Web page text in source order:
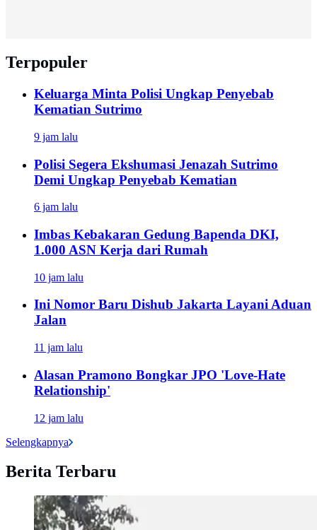
Terpopuler
Keluarga Minta Polisi Ungkap Penyebab
Kematian Sutrimo
9 jam lalu
Polisi Segera Ekshumasi Jenazah Sutrimo
Demi Ungkap Penyebab Kematian
6 jam lalu
Imbas Kebakaran Gedung Bapenda DKI,
1.000 ASN Kerja dari Rumah
10 jam lalu
Ini Nomor Baru Dishub Jakarta Layani Aduan
Jalan
11 jam lalu
Alasan Pramono Bongkar JPO 'Love-Hate
Relationship'
12 jam lalu
Selengkapnya
Berita Terbaru